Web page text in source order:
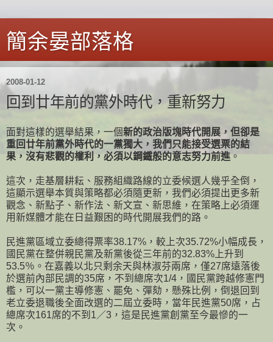
簡余晏部落格
2008-01-12
回到廿年前的黨外時代，重新努力
面對這樣的選舉結果，一個新的政治版塊時代開展，但卻是
重回廿年前黨外時代的一黨獨大，我們只能接受選票的結
果，沒有悲觀的權利，必須以鋼鐵般的意志努力前進 。
這次，走基層耕耘、服務組織路線的立委候選人幾乎全倒，
這顯示選舉本質與策略都必須隨更新，我們必須提出更多新
觀念、新點子、新作法、新文宣、新思維，在策略上必須運
用新媒體才能在日益艱困的時代開展我們的路。
民進黨區域立委總得票率38.17%，較上次35.72%小幅成長，
國民黨在整併親民黨及新黨後從三年前的32.83%上升到
53.5％。在嘉義以北只剩余天與林淑芬兩席，僅27席遠落後
於選前內部民調的35席，不到總席次1/4，國民黨跨越修憲門
檻，可以一黨主導修憲、罷免、彈劾，懸殊比例，倒退回到
老立委退職後全面改選的二屆立委時，當年民進黨50席，占
總席次161席的不到1／3，這是民進黨創黨至今最慘的一
次。